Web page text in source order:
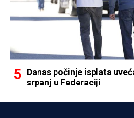
Danas počinje isplata
srpanj u Federaciji